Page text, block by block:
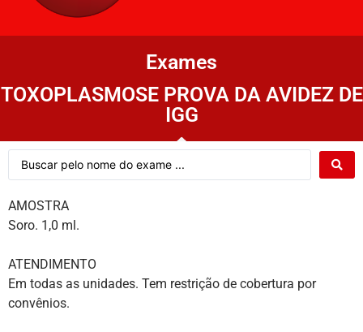
Exames
TOXOPLASMOSE PROVA DA AVIDEZ DE
IGG
AMOSTRA
Soro. 1,0 ml.
ATENDIMENTO
Em todas as unidades. Tem restrição de cobertura por
convênios.